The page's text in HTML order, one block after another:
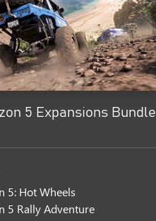
5 Expansions Bundle
5: Hot Wheels
5 Rally Adventure